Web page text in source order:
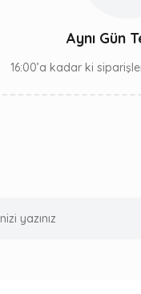
Aynı Gün
16:00’a kadar ki